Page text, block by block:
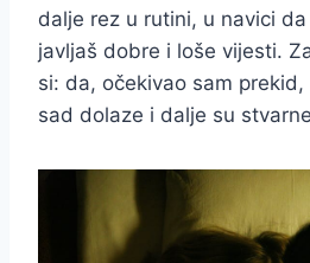
dalje rez u rutini, u navici
javljaš dobre i loše vijesti.
si: da, očekivao sam
sad dolaze i dalje su